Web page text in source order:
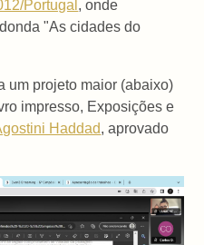
Portugal , onde
"As cidades do
um projeto maior (abaixo)
impresso, Exposições e
Haddad, aprovado